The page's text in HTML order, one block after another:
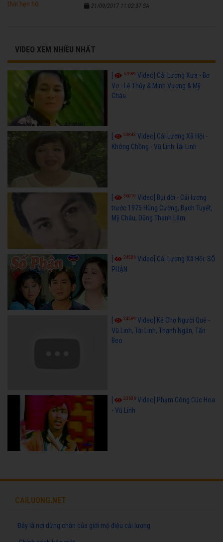
21/09/2017 11:02:37 SA
VIDEO XEM NHIỀU NHẤT
[ 67089 Video] Cải Lương Xưa - Bơ
Vơ - Lệ Thủy & Minh Vương & Mỹ
Châu
50843 Video] Cải Lương Xã Hội -
Không Chồng - Vũ Linh Tài Linh
36019 Video] Bụi đời - Cải lương
trước 1975 Hùng Cường, Bạch Tuyết,
Mỹ Châu, Dũng Thanh Lâm
34584 Video] Cải Lương Xã Hội: SỐ
PHẬN
24589 Video] Kẻ Chợ Người Quê -
Vũ Linh, Tài Linh, Thanh Ngân, Tấn
Beo
23606 Video] Phạm Công Cúc Hoa
- Vũ Linh
CAILUONG.NET
Đây là nơi dừng chân của giới mộ điệu cải lương